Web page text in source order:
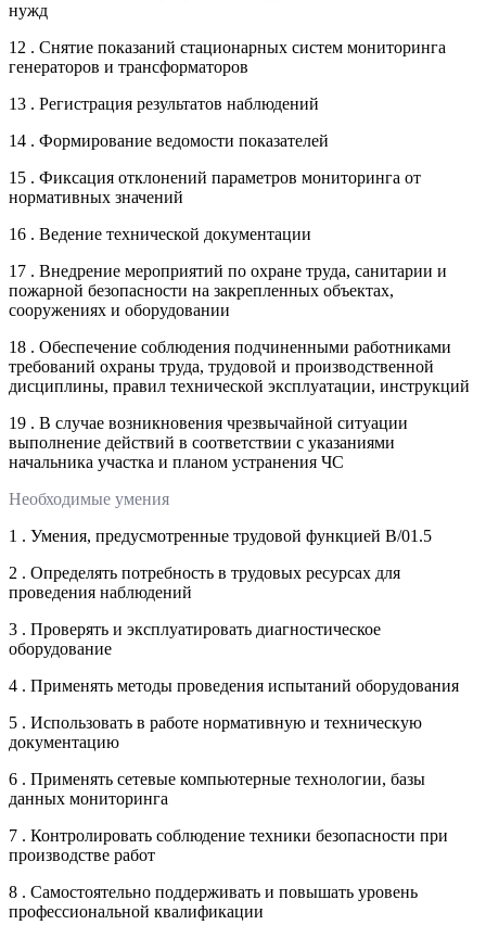
нужд
12 . Снятие показаний стационарных систем мониторинга
генераторов и трансформаторов
13 . Регистрация результатов наблюдений
14 . Формирование ведомости показателей
15 . Фиксация отклонений параметров мониторинга от
нормативных значений
16 . Ведение технической документации
17 . Внедрение мероприятий по охране труда, санитарии и
пожарной безопасности на закрепленных объектах,
сооружениях и оборудовании
18 . Обеспечение соблюдения подчиненными работниками
требований охраны труда, трудовой и производственной
дисциплины, правил технической эксплуатации, инструкций
19 . В случае возникновения чрезвычайной ситуации
выполнение действий в соответствии с указаниями
начальника участка и планом устранения ЧС
Необходимые умения
1 . Умения, предусмотренные трудовой функцией В/01.5
2 . Определять потребность в трудовых ресурсах для
проведения наблюдений
3 . Проверять и эксплуатировать диагностическое
оборудование
4 . Применять методы проведения испытаний оборудования
5 . Использовать в работе нормативную и техническую
документацию
6 . Применять сетевые компьютерные технологии, базы
данных мониторинга
7 . Контролировать соблюдение техники безопасности при
производстве работ
8 . Самостоятельно поддерживать и повышать уровень
профессиональной квалификации